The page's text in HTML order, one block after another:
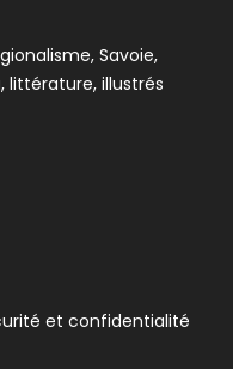
Savoie,
littérature, illustrés
et confidentialité